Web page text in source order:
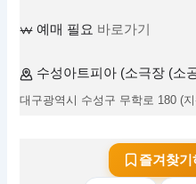
예매 필요 바로가기
수성아트피아 (소극장 (소
대구광역시 수성구 무학로 180 (
즐겨찾기